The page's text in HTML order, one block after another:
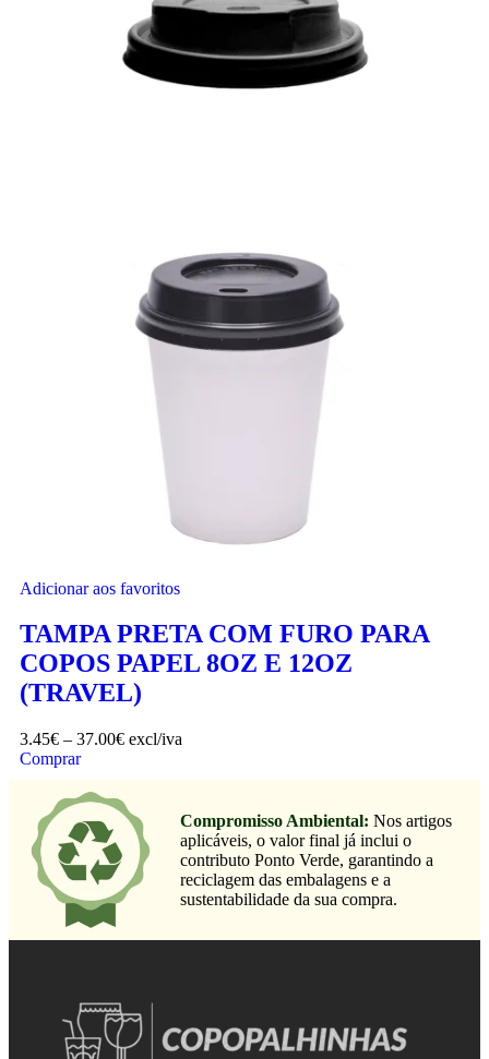
Adicionar aos favoritos
TAMPA PRETA COM FURO PARA
COPOS PAPEL 8OZ E 12OZ
(TRAVEL)
3.45€ – 37.00€ excl/iva
Comprar
Compromisso Ambiental: Nos artigos
aplicáveis, o valor final já inclui o
contributo Ponto Verde, garantindo a
reciclagem das embalagens e a
sustentabilidade da sua compra.